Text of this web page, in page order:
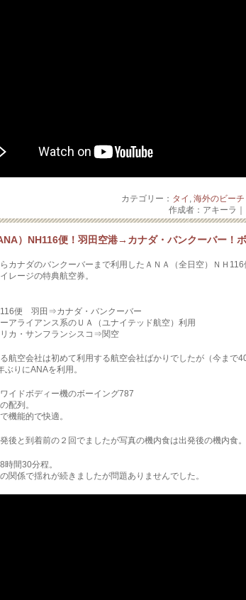
カテゴリー： タイ 海外のビーチ
作成者：アキーラ｜
）NH116便！羽田空港→カナダ・バンクーバー！
カナダのバンクーバーまで利用したＡＮＡ（全日空）ＮＨ116
レージの特典航空券。
便 羽田⇒カナダ・バンクーバー
アライアンス系のＵＡ（ユナイテッド航空）利用
・サンフランシスコ⇒関空
航空会社は初めて利用する航空会社ばかりでしたが（今まで
ぶりにANAを利用。
イドボディー機のボーイング787
配列。
機能的で快適。
後と到着前の２回でましたが写真の機内食は出発後の機内食
時間30分程。
関係で揺れが続きましたが問題ありませんでした。